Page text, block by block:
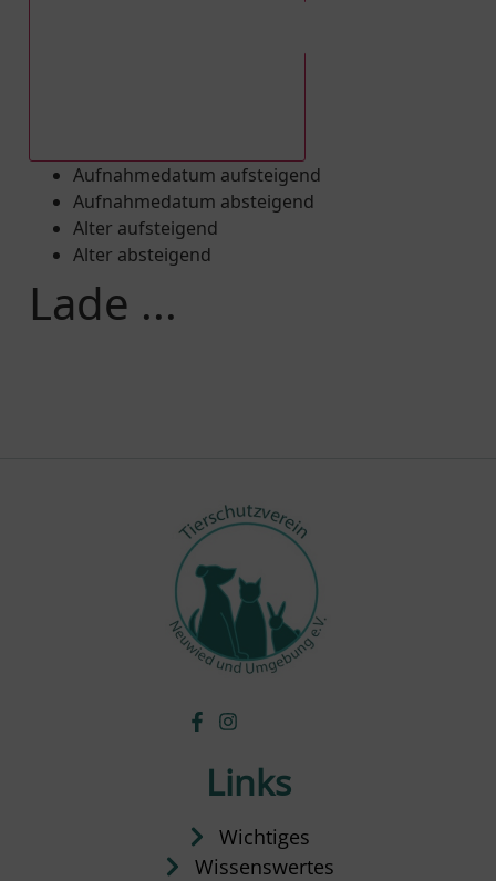
Aufnahmedatum aufsteigend
Aufnahmedatum absteigend
Alter aufsteigend
Alter absteigend
Lade ...
Links
Wichtiges
Wissenswertes